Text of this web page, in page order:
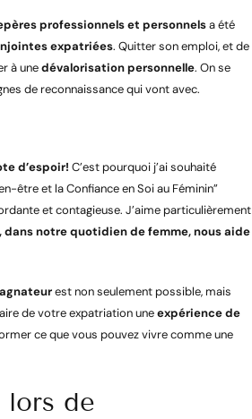
professionnels et personnelsa été
expatriées. Quitter son emploi, et de
à unedévalorisation personnelle. On se
de reconnaissance qui vont avec.
d’espoir! C’est pourquoi j’ai souhaité
être et la Confiance en Soi au Féminin”
et contagieuse. J’aime particulièrement
notre quotidien de femme, nous aide
est non seulement possible, mais
de votre expatriation uneexpérience de
ce que vous pouvez vivre comme une
lors de